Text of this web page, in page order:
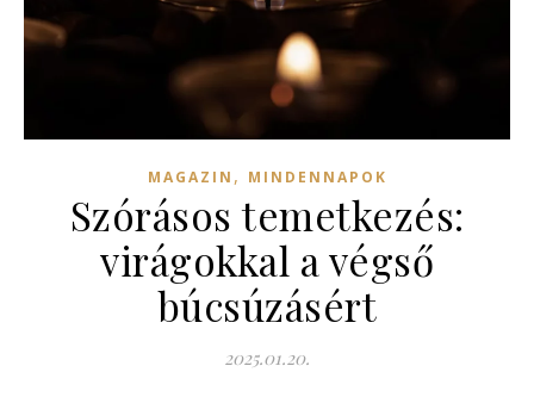
MAGAZIN , MINDENNAPOK
Szórásos temetkezés:
virágokkal a végső
búcsúzásért
2025.01.20.